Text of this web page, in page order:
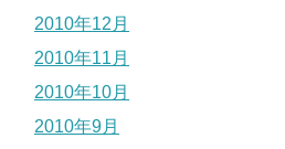
2010年12月
2010年11月
2010年10月
2010年9月